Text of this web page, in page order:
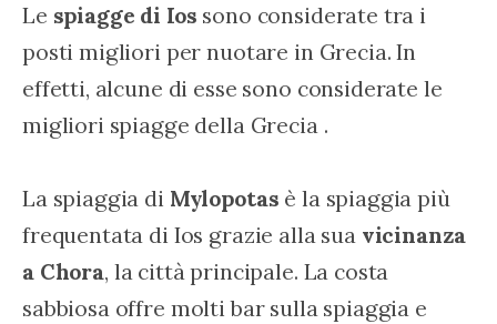
Le spiagge di Ios sono considerate tra i
posti migliori per nuotare in Grecia. In
effetti, alcune di esse sono considerate le
migliori spiagge della Grecia .
La spiaggia di Mylopotas è la spiaggia più
frequentata di Ios grazie alla sua vicinanza
a Chora, la città principale. La costa
sabbiosa offre molti bar sulla spiaggia e